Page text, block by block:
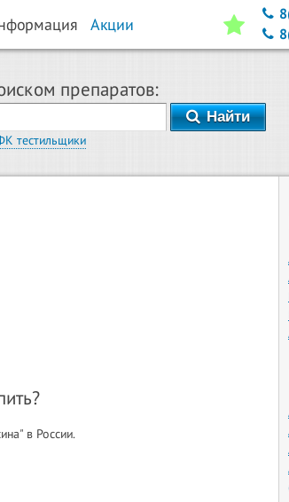
Акции
препаратов:
Найти
тестильщики
в России.